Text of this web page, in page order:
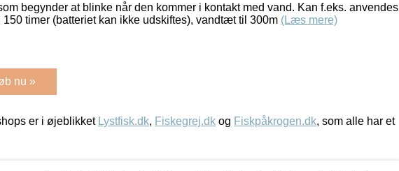
begynder at blinke når den kommer i kontakt med vand. Kan f.eks. anvendes
timer (batteriet kan ikke udskiftes), vandtæt til 300m (Læs mere)
nu »
er i øjeblikket Lystfisk.dk, Fiskegrej.dk og Fiskpåkrogen.dk, som alle har et